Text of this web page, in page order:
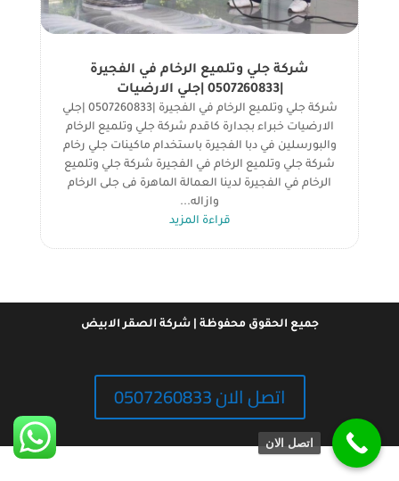
شركة جلي وتلميع الرخام في الفجيرة
|0507260833 |جلي الارضيات
شركة جلي وتلميع الرخام في الفجيرة |0507260833 |جلي
الارضيات خبراء بجدارة كاقدم شركة جلي وتلميع الرخام
والبورسلين في دبا الفجيرة باستخدام ماكينات جلي رخام
شركة جلي وتلميع الرخام في الفجيرة شركة جلي وتلميع
الرخام في الفجيرة لدينا العمالة الماهرة فى جلى الرخام
وازاله...
قراءة المزيد
جميع الحقوق محفوظة | شركة الصقر الابيض
اتصل الان 0507260833
اتصل الان